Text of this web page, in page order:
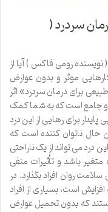
درمان سردرد (
( نویسنده رومی فاکس ) آیا از
موثر و بدون عوارض
تسکین آن هستید؟ کتاب «25 راه طبیعی برای درمان سردرد» اثر
و جامع است که به شما کمک
برای رهایی از این درد
ناتوان کننده است که
درد می تواند از یک ناراحتی
باشد و تأثیرات منفی
روان افراد بگذارد. در
است، بسیاری از افراد
که بدون تحمیل عوارض